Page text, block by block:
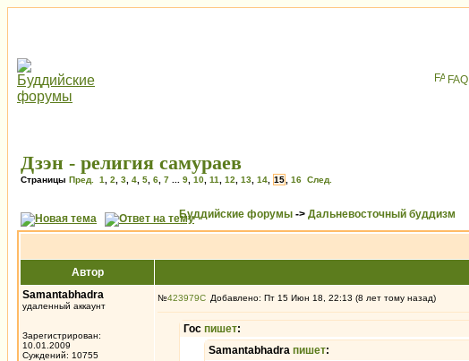
FAQ
Дзэн - религия самураев
Страницы Пред. 1 2 3 4 5 6 7 9 10 11 12 13 14 15 16 След.
Буддийские форумы -> Дальневосточный буддизм
Автор
Samantabhadra
удаленный аккаунт
Зарегистрирован:
10.01.2009
Суждений: 10755
№423979 Добавлено: Пт 15 Июн 18, 22:13 (8 лет тому назад)
Гос пишет:
Samantabhadra пишет: